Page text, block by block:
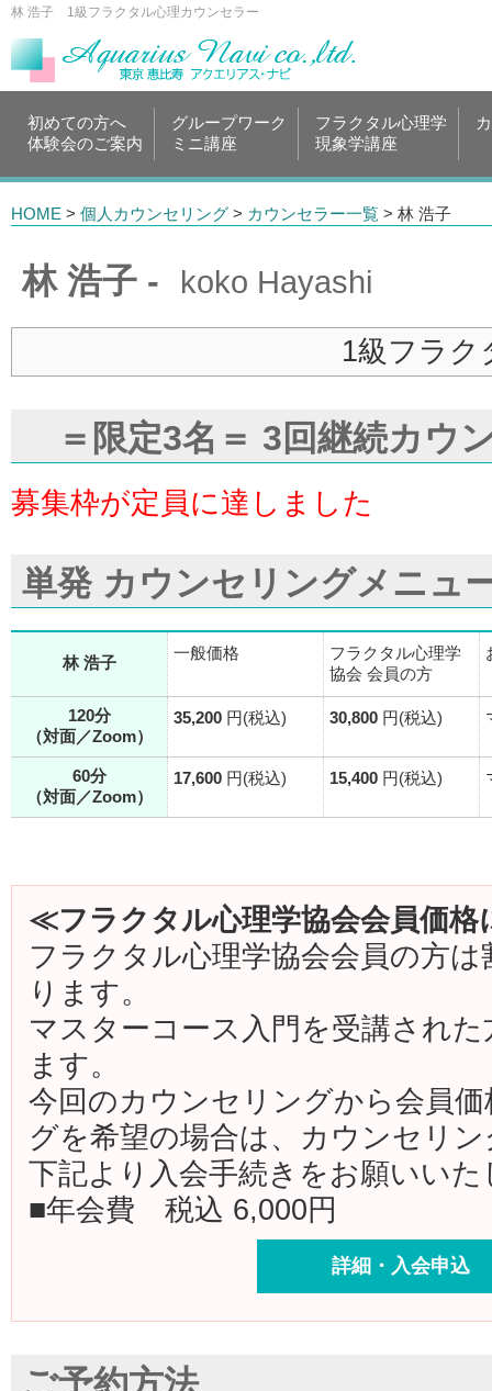
林 浩子 1級フラクタル心理カウンセラー
初めての方へ
体験会のご案内
グループワーク
ミニ講座
フラクタル心理学
現象学講座
HOME > 個人カウンセリング > カウンセラー一覧 > 林 浩子
林 浩子 - koko Hayashi
1級フラク
＝限定3名＝ 3回継続カウ
募集枠が定員に達しました
単発 カウンセリングメニュ
林 浩子
一般価格
フラクタル心理学
協会 会員の方
120分
（対面／Zoom）
35,200 円(税込) 30,800 円(税込)
60分
（対面／Zoom）
17,600 円(税込) 15,400 円(税込)
≪フラクタル心理学協会会員価
フラクタル心理学協会会員の方
ります。
マスターコース入門を受講され
ます。
今回のカウンセリングから会員
グを希望の場合は、カウンセリ
下記より入会手続きをお願いいた
■年会費 税込 6,000円
詳細・入会申込